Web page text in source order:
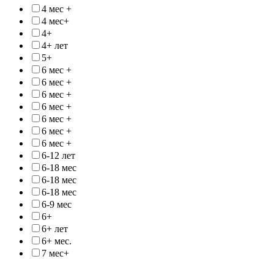
4 мес +
4 мес+
4+
4+ лет
5+
6 мес +
6 мес +
6 мес +
6 мес +
6 мес +
6 мес +
6 мес +
6-12 лет
6-18 мес
6-18 мес
6-18 мес
6-9 мес
6+
6+ лет
6+ мес.
7 мес+